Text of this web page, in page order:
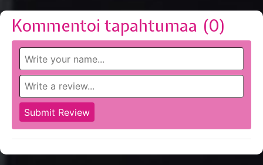
Kommentoi tapahtumaa (0)